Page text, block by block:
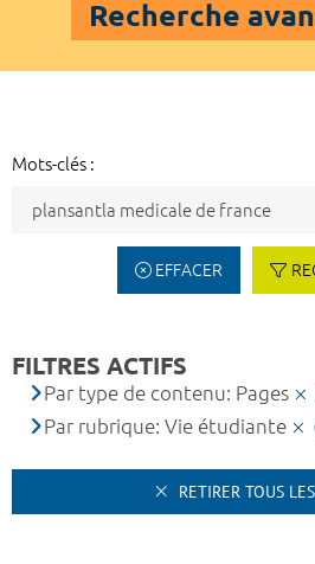
Recherche
Mots-clés :
EFFACER
FILTRES ACTIFS
Par type de contenu: Pages
Par rubrique: Vie étudiante
RETIRER TOUS